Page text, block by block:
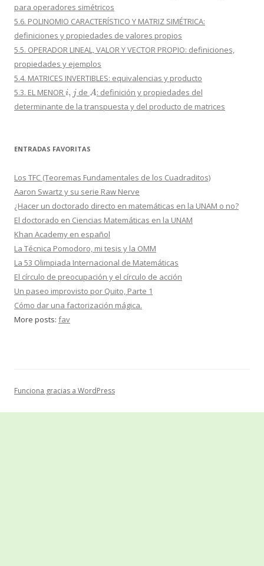
para operadores simétricos
5.6. POLINOMIO CARACTERÍSTICO Y MATRIZ SIMÉTRICA:
definiciones y propiedades de valores propios
5.5. OPERADOR LINEAL, VALOR Y VECTOR PROPIO: definiciones,
propiedades y ejemplos
5.4. MATRICES INVERTIBLES: equivalencias y producto
5.3. EL MENOR i,j de A: definición y propiedades del
determinante de la transpuesta y del producto de matrices
ENTRADAS FAVORITAS
Los TFC (Teoremas Fundamentales de los Cuadraditos)
Aaron Swartz y su serie Raw Nerve
¿Hacer un doctorado directo en matemáticas en la UNAM o no?
El doctorado en Ciencias Matemáticas en la UNAM
Khan Academy en español
La Técnica Pomodoro, mi tesis y la OMM
La 53 Olimpiada Internacional de Matemáticas
El círculo de preocupación y el círculo de acción
Un paseo improvisto por Quito, Parte 1
Cómo dar una factorización mágica.
More posts: fav
Funciona gracias a WordPress